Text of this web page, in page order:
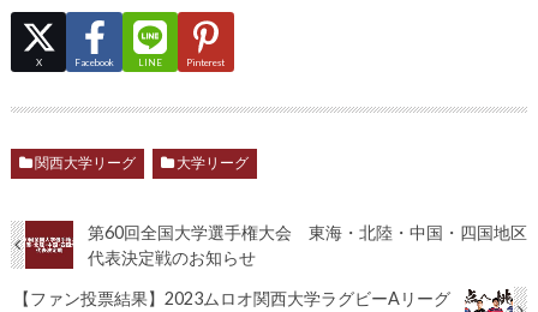
X Facebook LINE Pinterest
関西大学リーグ 大学リーグ
第60回全国大学選手権大会 東海・北陸・中国・四国地区
代表決定戦のお知らせ
【ファン投票結果】2023ムロオ関西大学ラグビーAリーグ